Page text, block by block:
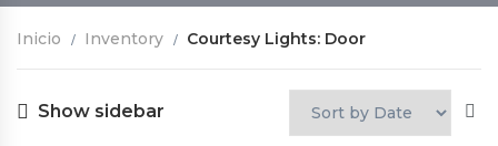
Inicio Inventory Courtesy Lights: Door
Show sidebar